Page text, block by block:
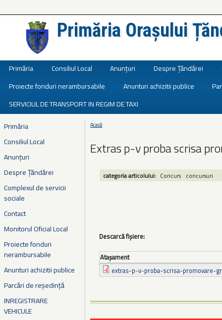
Primăria Orașului
Primăria Consiliul Local Anunțuri Despre Țăndărei
Proiecte fonduri nerambursabile
Anunturi achizitii publice
SERVICIUL DE TRANSPORT IN REGIM DE TAXI
Primăria
Consiliul Local
Anunțuri
Despre Țăndărei
Complexul de servicii
sociale
Contact
Monitorul Oficial Local
Proiecte fonduri
nerambursabile
Anunturi achizitii publice
Parcări de reședință
INREGISTRARE
VEHICULE
Eşti aici
Acasă
Extras p-v proba scrisa
categoria articolului: Concurs concursuri
Descarcă fișiere:
Ataşament
extras-p-v-proba-scrisa-promovare-